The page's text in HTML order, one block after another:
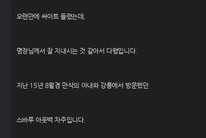
오랜만에 싸이트 들렸는데,
명장님께서 잘 지내시는 것 같아서 다행입니다.
지난 15년 8월경 만삭의 아내와 강릉에서 방문했던
스바루 아웃백 차주입니다.